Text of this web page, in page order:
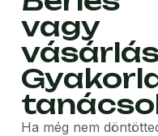
vagy
Ha még nem